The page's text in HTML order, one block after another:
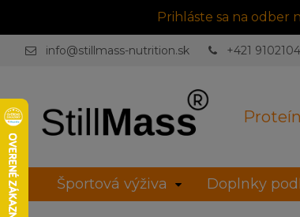
Prihláste sa na odber
info@stillmass-nutrition.sk +421
Športová výživa Doplnky